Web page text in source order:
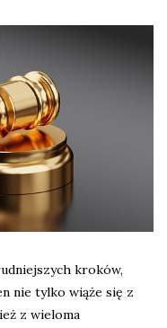
kroków,
nie tylko wiąże się z
z wieloma